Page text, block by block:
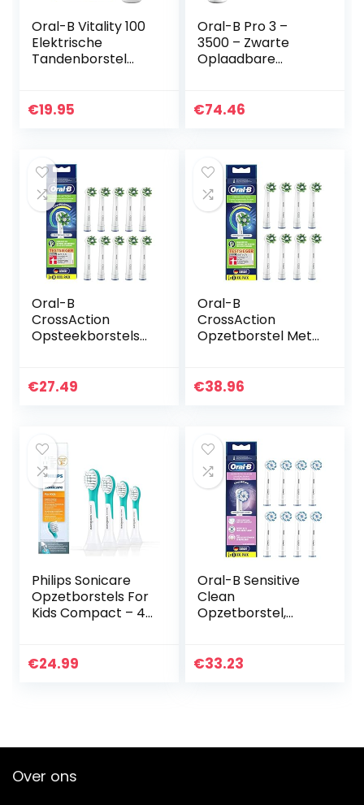
Oral-B Vitality 100
Elektrische
Tandenborstel
€19.95
Oral-B Pro 3 –
3500 – Zwarte
Oplaadbare
Handvat Met
€74.46
Oral-B
CrossAction
Opsteekborstels
stuks, volledige
€27.49
Oral-B
CrossAction
Opzetborstel Met
Verpakking Van 8
€38.96
Philips Sonicare
Opzetborstels For
Kids Compact – 4
Opklikbaar –
€24.99
Oral-B Sensitive
Clean
Opzetborstel,
€33.23
Over ons